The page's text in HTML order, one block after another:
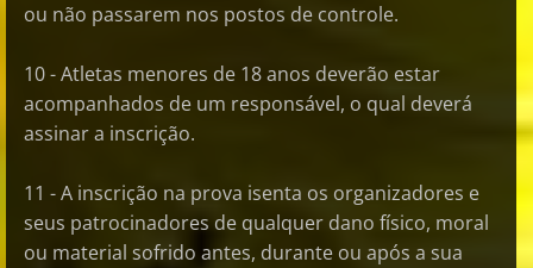
ou não passarem nos postos de controle.
10 - Atletas menores de 18 anos deverão estar
acompanhados de um responsável, o qual deverá
assinar a inscrição.
11 - A inscrição na prova isenta os organizadores e
seus patrocinadores de qualquer dano físico, moral
ou material sofrido antes, durante ou após a sua